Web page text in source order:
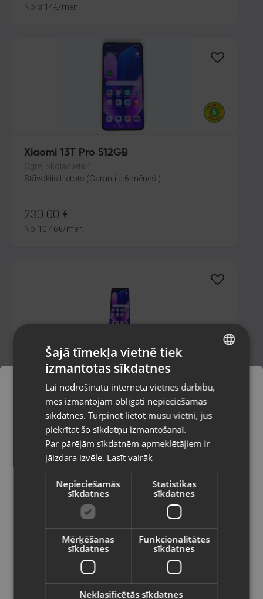
No 3.14€/mēn.
Xiaomi 13T Pro 512GB
Ogre, Skolas iela 4
Stāvoklis Lietots (Garantija 6 mēneši)
230.00 €
No 10.46€/mēn.
Xiaomi 13T Pro 23078PND5G 512/12GB
RAM
Salaspils, Skolas iela 11
Stāvoklis Lietots (Garantija 6 mēneši)
230.00€
€ /mēn.
Redmi note 12
Pasūtījumi tiks piegādāti uz
izvēlēto valsti
Vietnes saturs būs attēlots izvēlētajā
valodā
Valsts
Latviešu / Latvian
RUSSIAN
Šajā tīmekļa vietnē tiek
izmantotas sīkdatnes
Lai nodrošinātu interneta vietnes darbību,
mēs izmantojam obligāti nepieciešamās
sīkdatnes. Turpinot lietot mūsu vietni, jūs
piekrītat šo sīkdatņu izmantošanai.
Par pārējām sīkdatnēm apmeklētājiem ir
jāizdara izvēle. Lasīt vairāk
Nepieciešamās
sīkdatnes
Statistikas
sīkdatnes
Mērķēšanas
sīkdatnes
Funkcionalitātes
sīkdatnes
Neklasificētās sīkdatnes